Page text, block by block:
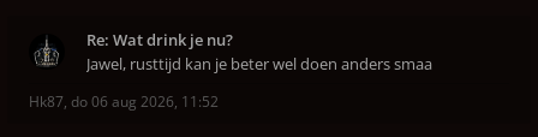
Re: Wat drink je nu?
Jawel, rusttijd kan je beter wel doen anders smaa
Hk87, do 06 aug 2026, 11:52